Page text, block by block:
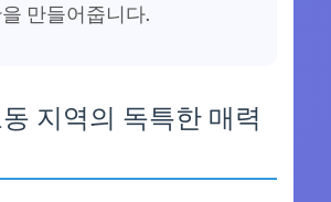
만들어줍니다.
지역의 독특한 매력